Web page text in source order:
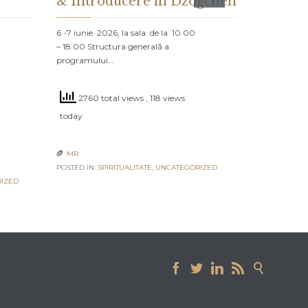
6 -7 iunie 2026, la sala de la 10.00
– 18.00 Structura generală a
programului…
2760 total views , 118 views
today
 MR
POSTED IN: SPIRITUALITATE, UNCATEGORIZED
    